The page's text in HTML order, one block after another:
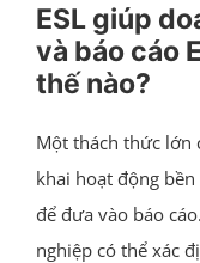
ESL giúp
và báo cáo
thế nào?
Một thách thức lớn
khai hoạt động
để đưa vào báo
nghiệp có thể xác